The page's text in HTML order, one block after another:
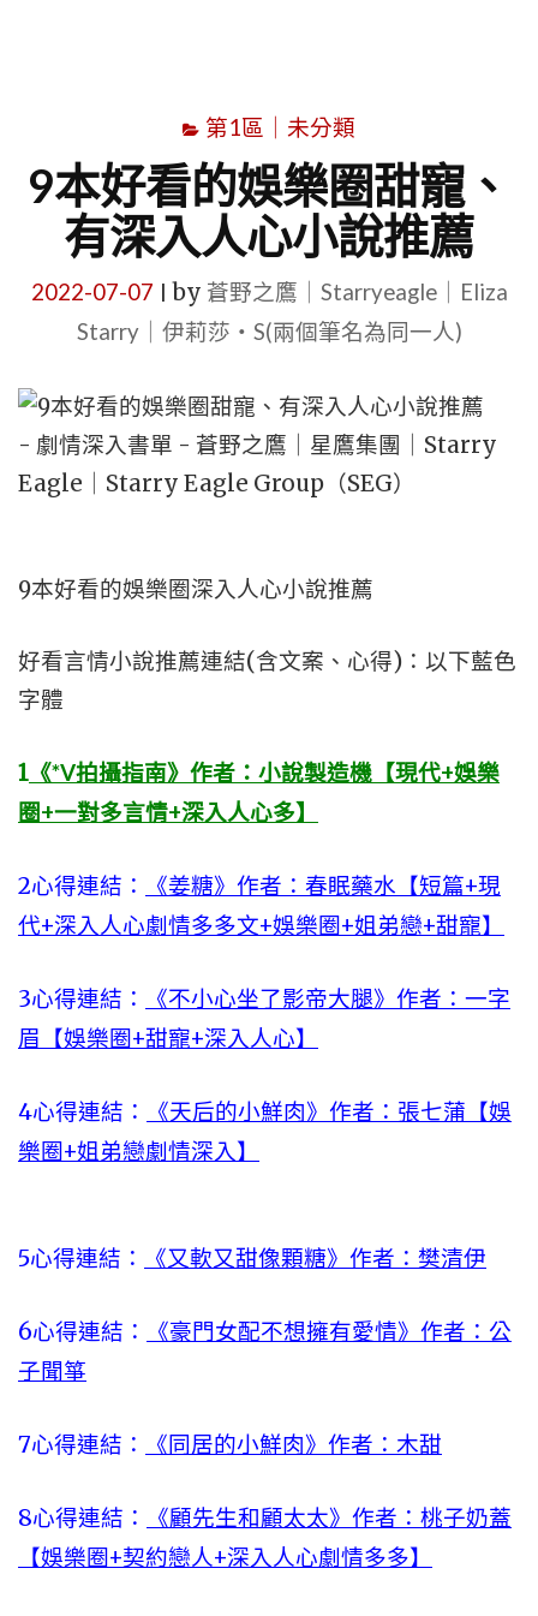
第1區｜未分類
9本好看的娛樂圈甜寵、
有深入人心小說推薦
2022-07-07 by 蒼野之鷹｜Starryeagle｜Eliza
Starry｜伊莉莎・S(兩個筆名為同一人)
9本好看的娛樂圈深入人心小說推薦
好看言情小說推薦連結(含文案、心得)：以下藍色
字體
1 《*V拍攝指南》作者：小說製造機【現代+娛樂
圈+一對多言情+深入人心多】
2心得連結：
《姜糖》作者：春眠藥水【短篇+現
代+深入人心劇情多多文+娛樂圈+姐弟戀+甜寵】
3心得連結：
《不小心坐了影帝大腿》作者：一字
眉【娛樂圈+甜寵+深入人心】
4心得連結：
《天后的小鮮肉》作者：張七蒲【娛
樂圈+姐弟戀劇情深入】
5心得連結： 《又軟又甜像顆糖》作者：樊清伊
6心得連結：
《豪門女配不想擁有愛情》作者：公
子聞箏
7心得連結： 《同居的小鮮肉》作者：木甜
8心得連結：
《顧先生和顧太太》作者：桃子奶蓋
【娛樂圈+契約戀人+深入人心劇情多多】